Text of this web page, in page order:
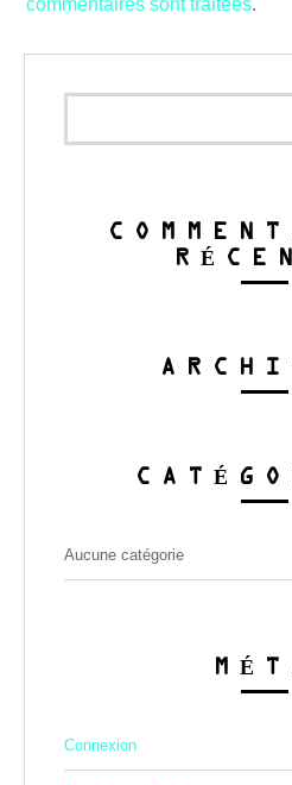
commentaires sont traitées.
Aucune catégorie
Connexion